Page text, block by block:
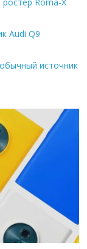
Audi Q9
источник